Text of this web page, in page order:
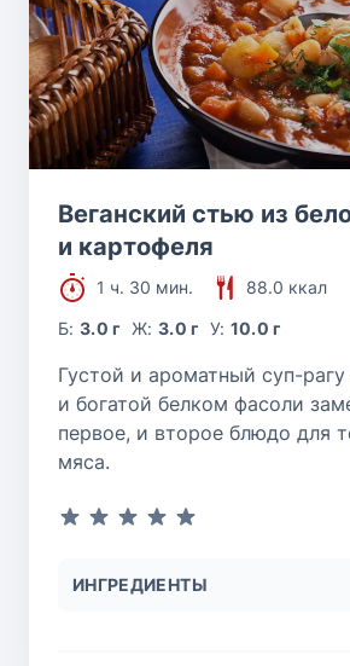
Веганский стью из
и картофеля
1 ч. 30 мин.
88.0 ккал
Б:3.0 г Ж: 3.0 г У: 10.0 г
Густой и ароматный суп-
и богатой белком фасоли
первое, и второе блюдо для
мяса.
ИНГРЕДИЕНТЫ